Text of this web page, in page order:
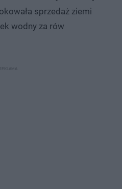
sprzedaż ziemi
wodny za rów